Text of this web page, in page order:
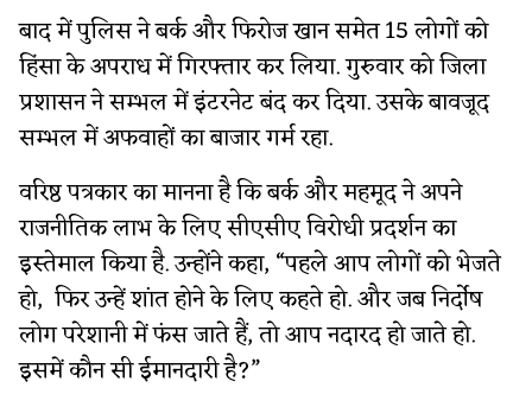
बाद में पुलिस ने बर्क और फिरोज खान समेत 15 लोगों को
हिंसा के अपराध में गिरफ्तार कर लिया. गुरुवार को जिला
प्रशासन ने सम्भल में इंटरनेट बंद कर दिया. उसके बावजूद
सम्भल में अफवाहों का बाजार गर्म रहा.
वरिष्ठ पत्रकार का मानना है कि बर्क और महमूद ने अपने
राजनीतिक लाभ के लिए सीएसीए विरोधी प्रदर्शन का
इस्तेमाल किया है. उन्होंने कहा, “पहले आप लोगों को भेजते
हो, फिर उन्हें शांत होने के लिए कहते हो. और जब निर्दोष
लोग परेशानी में फंस जाते हैं, तो आप नदारद हो जाते हो.
इसमें कौन सी ईमानदारी है?”